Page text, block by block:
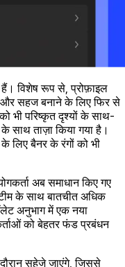
विशेष रूप से, प्रोफ़ाइल
सहज बनाने के लिए फिर से
भी परिष्कृत दृश्यों के साथ-
साथ ताज़ा किया गया है।
बैनर के रंगों को भी
अब समाधान किए गए
के साथ बातचीत अधिक
अनुभाग में एक नया
को बेहतर फंड प्रबंधन
सहेजे जाएंगे, जिससे